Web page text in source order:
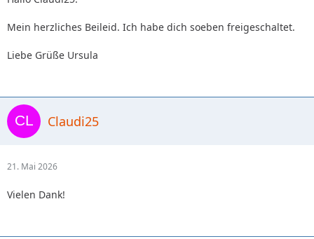
Mein herzliches Beileid. Ich habe dich soeben freigeschaltet.
Liebe Grüße Ursula
Claudi25
21. Mai 2026
Vielen Dank!